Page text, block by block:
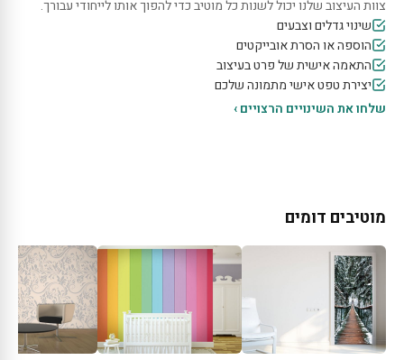
צוות העיצוב שלנו יכול לשנות כל מוטיב כדי להפוך אותו לייחודי עבורך.
שינוי גדלים וצבעים
הוספה או הסרת אובייקטים
התאמה אישית של פרט בעיצוב
יצירת טפט אישי מתמונה שלכם
שלחו את השינויים הרצויים ›
מוטיבים דומים